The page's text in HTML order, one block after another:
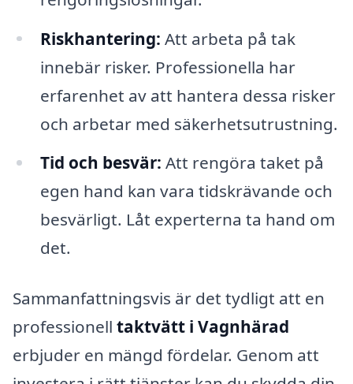
Riskhantering: Att arbeta på tak
innebär risker. Professionella har
erfarenhet av att hantera dessa risker
och arbetar med säkerhetsutrustning.
Tid och besvär: Att rengöra taket på
egen hand kan vara tidskrävande och
besvärligt. Låt experterna ta hand om
det.
Sammanfattningsvis är det tydligt att en
professionell taktvätt i Vagnhärad
erbjuder en mängd fördelar. Genom att